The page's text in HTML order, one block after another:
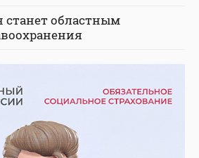
станет областным